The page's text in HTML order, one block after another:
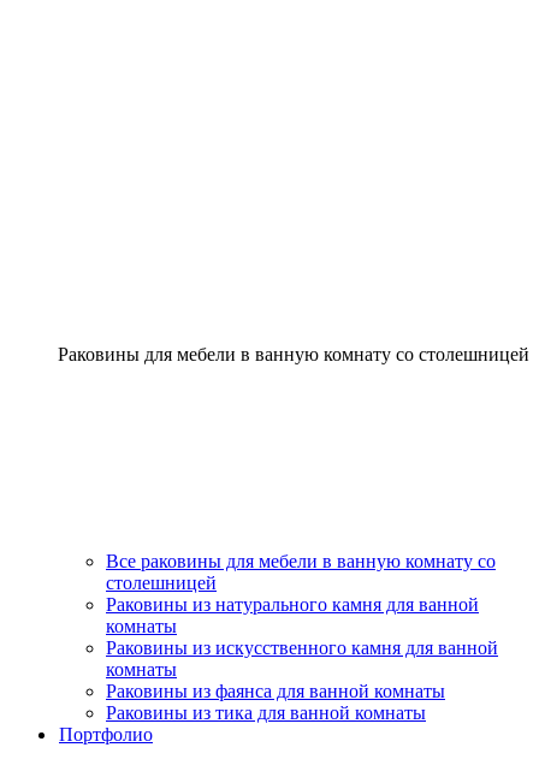
Раковины для мебели в ванную комнату со столешницей
Все раковины для мебели в ванную комнату со
столешницей
Раковины из натурального камня для ванной
комнаты
Раковины из искусственного камня для ванной
комнаты
Раковины из фаянса для ванной комнаты
Раковины из тика для ванной комнаты
Портфолио